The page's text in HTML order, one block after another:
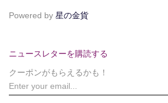
Powered by 星の金貨
ニュースレターを購読する
クーポンがもらえるかも！